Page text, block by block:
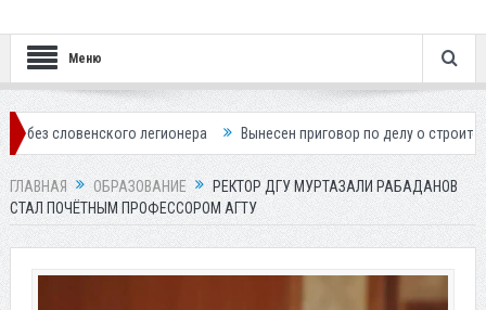
Меню
легионера Вынесен приговор по делу о строительстве
ГЛАВНАЯ ОБРАЗОВАНИЕ
РЕКТОР ДГУ МУРТАЗАЛИ РАБАДАНОВ
СТАЛ ПОЧЁТНЫМ ПРОФЕССОРОМ АГТУ